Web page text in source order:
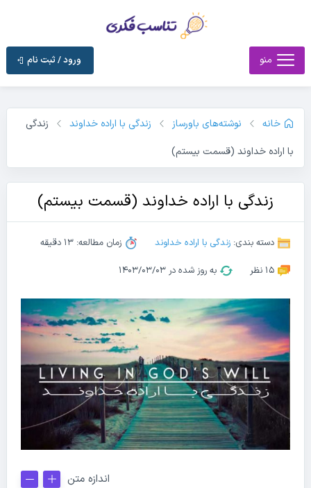
منو ورود / ثبت نام
خانه نوشته‌های باورساز زندگی با اراده خداوند
زندگی
با اراده خداوند (قسمت بیستم)
زندگی با اراده خداوند (قسمت بیستم)
دسته بندی: زندگی با اراده خداوند
زمان مطالعه: 13 دقیقه
15 نظر
به روز شده در ۱۴۰۳/۰۳/۰۳
اندازه متن